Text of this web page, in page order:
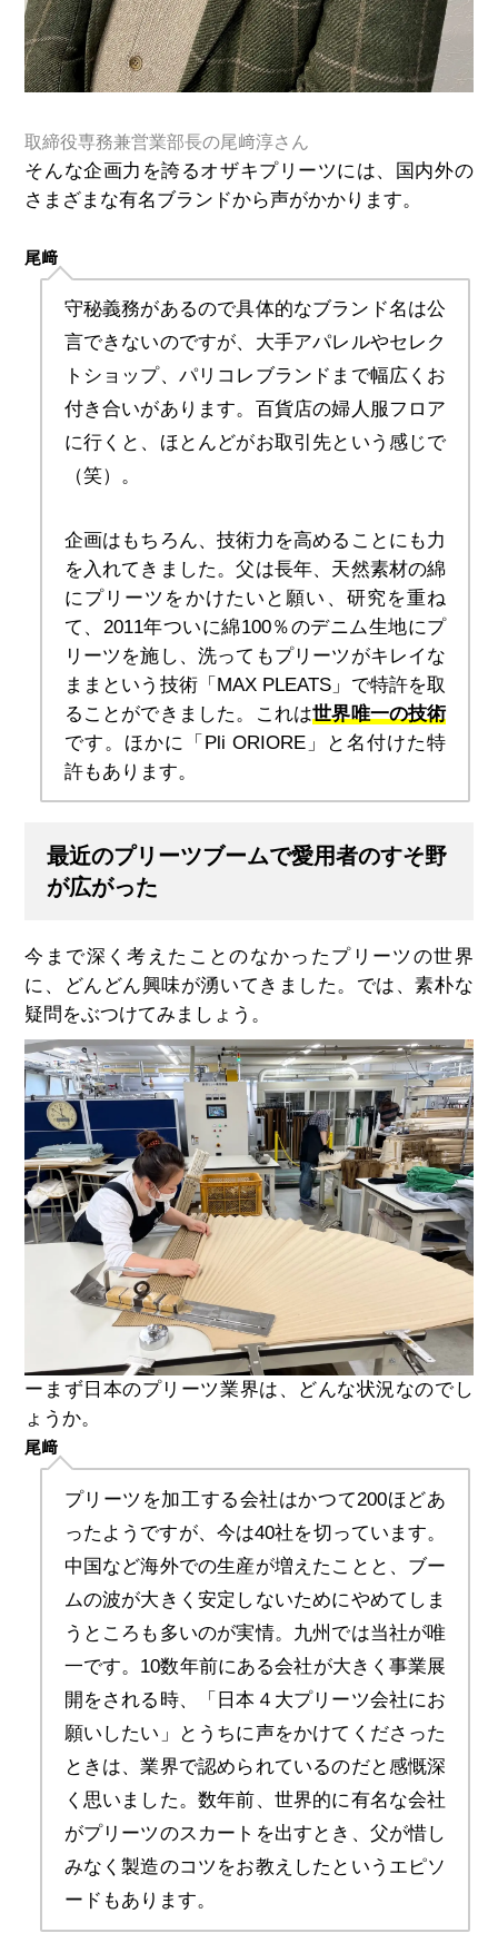
取締役専務兼営業部長の尾﨑淳さん
そんな企画力を誇るオザキプリーツには、国内外の
さまざまな有名ブランドから声がかかります。
尾﨑
守秘義務があるので具体的なブランド名は公
言できないのですが、大手アパレルやセレク
トショップ、パリコレブランドまで幅広くお
付き合いがあります。百貨店の婦人服フロア
に行くと、ほとんどがお取引先という感じで
（笑）。
企画はもちろん、技術力を高めることにも力
を入れてきました。父は長年、天然素材の綿
にプリーツをかけたいと願い、研究を重ね
て、2011年ついに綿100％のデニム生地にプ
リーツを施し、洗ってもプリーツがキレイな
ままという技術「MAX PLEATS」で特許を取
ることができました。これは世界唯一の技術
です。ほかに「Pli ORIORE」と名付けた特
許もあります。
最近のプリーツブームで愛用者のすそ野
が広がった
今まで深く考えたことのなかったプリーツの世界
に、どんどん興味が湧いてきました。では、素朴な
疑問をぶつけてみましょう。
ーまず日本のプリーツ業界は、どんな状況なのでし
ょうか。
尾﨑
プリーツを加工する会社はかつて200ほどあ
ったようですが、今は40社を切っています。
中国など海外での生産が増えたことと、ブー
ムの波が大きく安定しないためにやめてしま
うところも多いのが実情。九州では当社が唯
一です。10数年前にある会社が大きく事業展
開をされる時、「日本４大プリーツ会社にお
願いしたい」とうちに声をかけてくださった
ときは、業界で認められているのだと感慨深
く思いました。数年前、世界的に有名な会社
がプリーツのスカートを出すとき、父が惜し
みなく製造のコツをお教えしたというエピソ
ードもあります。